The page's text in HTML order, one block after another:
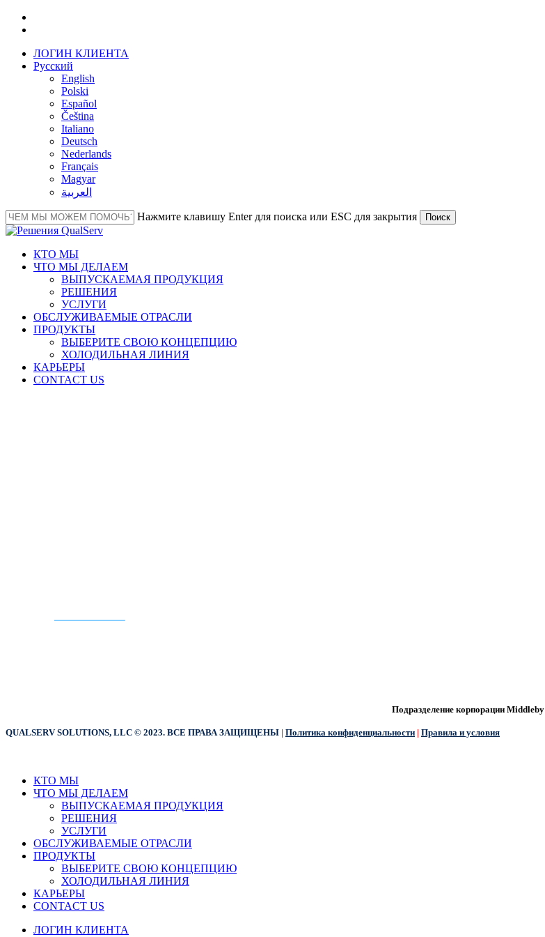
Перейти
содержанию
ЛОГИН КЛИЕНТА
Русский
English
Polski
Español
Čeština
Italiano
Deutsch
Nederlands
Français
Magyar
العربية‏
Нажмите клавишу Enter для поиска или ESC для закрытия Поиск
Close
МенюКТО МЫ
ЧТО МЫ ДЕЛАЕМ
ВЫПУСКАЕМАЯ ПРОДУКЦИЯ
РЕШЕНИЯ
УСЛУГИ
ОБСЛУЖИВАЕМЫЕ ОТРАСЛИ
ПРОДУКТЫ
ВЫБЕРИТЕ СВОЮ КОНЦЕПЦИЮ
ХОЛОДИЛЬНАЯ ЛИНИЯ
КАРЬЕРЫ
CONTACT US
Подразделение корпорации Middleby
QUALSERV SOLUTIONS, LLC © 2023. ВСЕ ПРАВА ЗАЩИЩЕНЫ | Политика конфиденциальности | Правила и условия
Закрыть
меню
КТО МЫ
ЧТО МЫ ДЕЛАЕМ
ВЫПУСКАЕМАЯ ПРОДУКЦИЯ
РЕШЕНИЯ
УСЛУГИ
ОБСЛУЖИВАЕМЫЕ ОТРАСЛИ
ПРОДУКТЫ
ВЫБЕРИТЕ СВОЮ КОНЦЕПЦИЮ
ХОЛОДИЛЬНАЯ ЛИНИЯ
КАРЬЕРЫ
CONTACT US
ЛОГИН КЛИЕНТА